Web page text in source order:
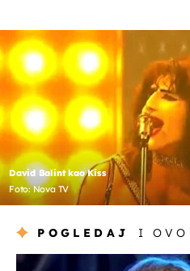
David Balint kao Kiss
Foto: Nova TV
POGLEDAJ I OVO